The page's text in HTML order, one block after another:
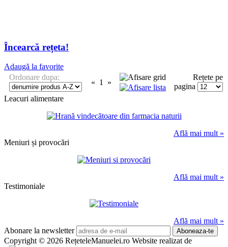
Încearcă rețeta!
Adaugă la favorite
Ordonare dupa:
« 1 »
Rețete pe
pagina
Leacuri alimentare
Află mai mult »
Meniuri și provocări
Află mai mult »
Testimoniale
Află mai mult »
Abonare la newsletter
Copyright © 2026 RețeteleManuelei.ro Website realizat de